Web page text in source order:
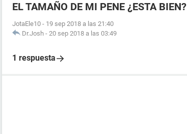
EL TAMAÑO DE MI PENE ¿ESTA BIEN?
JotaEle10 - 19 sep 2018 a las 21:40
Dr.Josh - 20 sep 2018 a las 03:49
1 respuesta